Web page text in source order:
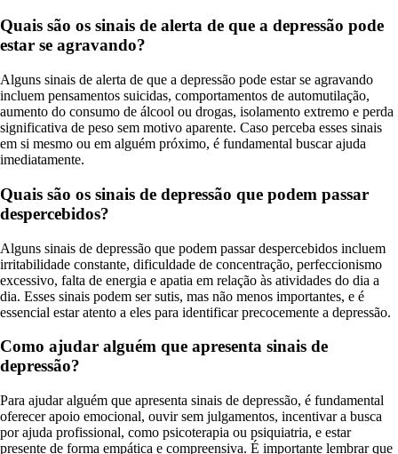
Quais são os sinais de alerta de que a depressão pode
estar se agravando?
Alguns sinais de alerta de que a depressão pode estar se agravando
incluem pensamentos suicidas, comportamentos de automutilação,
aumento do consumo de álcool ou drogas, isolamento extremo e perda
significativa de peso sem motivo aparente. Caso perceba esses sinais
em si mesmo ou em alguém próximo, é fundamental buscar ajuda
imediatamente.
Quais são os sinais de depressão que podem passar
despercebidos?
Alguns sinais de depressão que podem passar despercebidos incluem
irritabilidade constante, dificuldade de concentração, perfeccionismo
excessivo, falta de energia e apatia em relação às atividades do dia a
dia. Esses sinais podem ser sutis, mas não menos importantes, e é
essencial estar atento a eles para identificar precocemente a depressão.
Como ajudar alguém que apresenta sinais de
depressão?
Para ajudar alguém que apresenta sinais de depressão, é fundamental
oferecer apoio emocional, ouvir sem julgamentos, incentivar a busca
por ajuda profissional, como psicoterapia ou psiquiatria, e estar
presente de forma empática e compreensiva. É importante lembrar que